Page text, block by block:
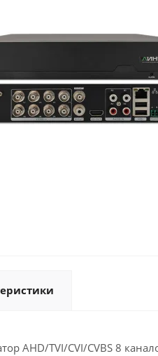
AHD/TVI/CVI/CVBS 8